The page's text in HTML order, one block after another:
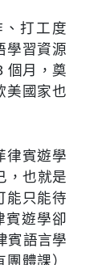
打工度
學習資源
個月，奠
美國家也
律賓遊學
，也就是
能只能待
賓遊學卻
賓語言學
體課）